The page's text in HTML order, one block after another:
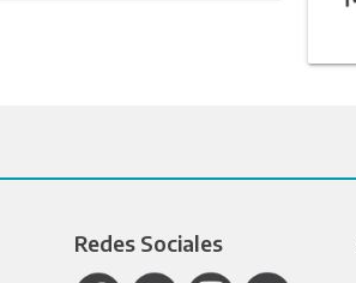
Redes Sociales